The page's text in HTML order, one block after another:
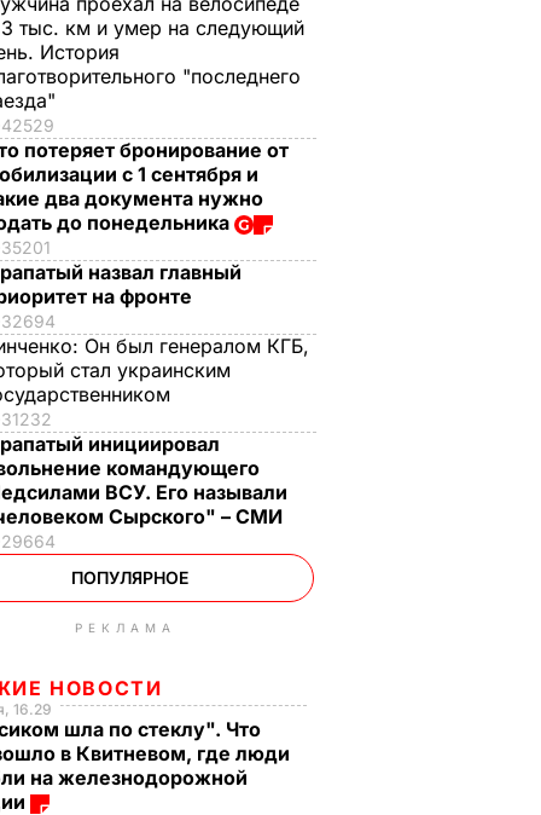
тыс. км и умер на следующий
История
"последнего
42529
потеряет бронирование от
с 1 сентября и
два документа нужно
до понедельника
35201
назвал главный
на фронте
32694
Он был генералом КГБ,
стал украинским
31232
инициировал
командующего
ВСУ. Его называли
Сырского" – СМИ
29664
ПОПУЛЯРНОЕ
РЕКЛАМА
НОВОСТИ
16.29
шла по стеклу". Что
в Квитневом, где люди
на железнодорожной